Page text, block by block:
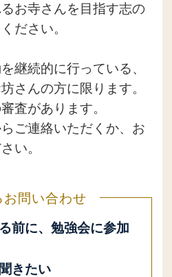
お寺さんを目指す志の
ださい。
継続的に行っている、
さんの方に限ります。
査があります。
ご連絡いただくか、お
い。
お問い合わせ
前に、勉強会に参加
きたい